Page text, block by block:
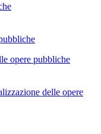
opere pubbliche
delle opere